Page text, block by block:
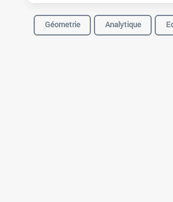
Géometrie Analytique